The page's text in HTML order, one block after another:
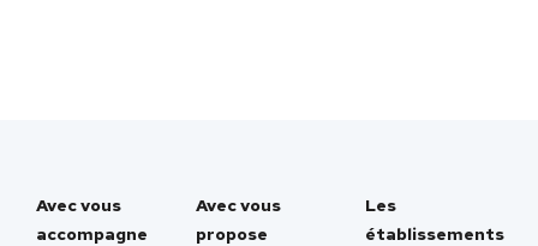
Avec vous
accompagne
Avec vous
propose
Les
établissements